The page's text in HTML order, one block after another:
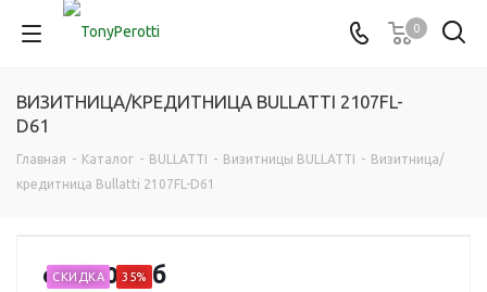
0
ВИЗИТНИЦА/КРЕДИТНИЦА BULLATTI 2107FL-
D61
Главная - Каталог - BULLATTI - Визитницы BULLATTI - Визитница/
кредитница Bullatti 2107FL-D61
СКИДКА 35%
от860 руб